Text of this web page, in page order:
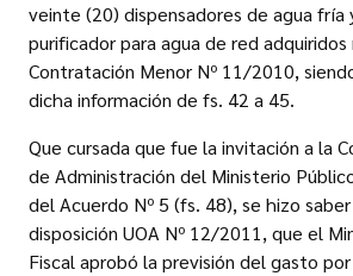
veinte (20) dispensadores de agua fría
purificador para agua de red
Contratación Menor Nº 11/2010,
dicha información de fs. 42 a 45.
Que cursada que fue la invitación a la
de Administración del Ministerio
del Acuerdo Nº 5 (fs. 48), se hizo
disposición UOA Nº 12/2011, que el
Fiscal aprobó la previsión del gasto